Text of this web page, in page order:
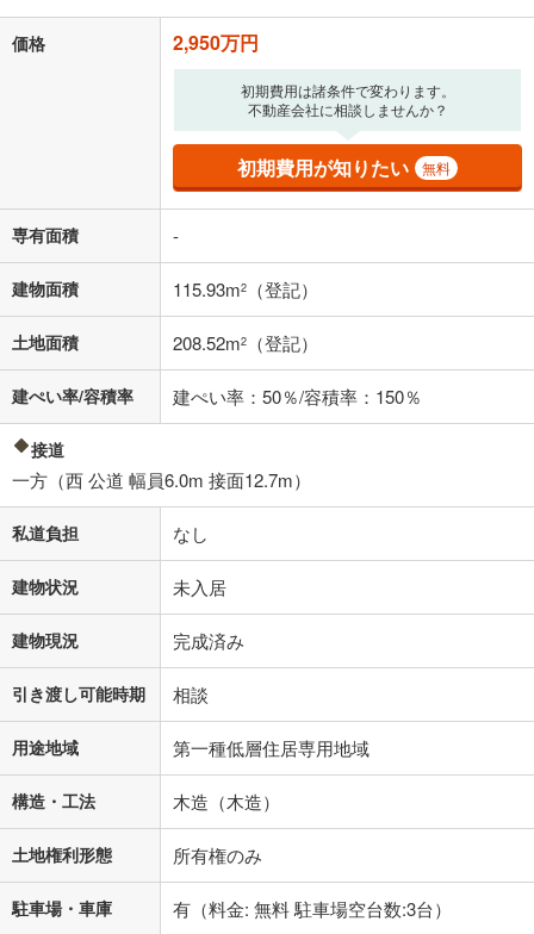
が完済時の年齢は80歳までを条件としています。
頭金
0万円 2,950万円
自己資金から住宅購入にかけられる金額を入力してくださ
い。一般的には物件価格の2割までが目安です。
閉じる
万円
0円 2,950万円
年2回払いを想定しています。毎月の返済額に加えて、ボー
ナス時の増額分（1回分）を入力してください。
ボーナス払いの限度額は金融機関によって異なります。
閉じる
76,577円/月
「金利」については、ご利用を予定されている金融機関等にご確認の
る値は、実際の金融機関等における貸出金利とは何ら関係がなく、実際
の金融機関等における貸出金利を何ら保証するものではありません。返
済方法「元利均等返済」にて算出しております。入力された金利を35年
適用した場合の計算結果を表示しています。
その他月額費用や、初期費用がかかります。ご注意ください。実際にお
借り入れの際は各金融機関等に、必ずご自身でご確認をお願いいたしま
条件によってお借り入れができないことがあります。
不動産会社に購入相談をする
閉じる
価格 2,950万円
初期費用は諸条件で変わります。
不動産会社に相談しませんか？
初期費用が知りたい 無料
専有面積 -
建物面積 115.93m2 （登記）
土地面積 208.52m2 （登記）
建ぺい率/容積率 建ぺい率：50％/容積率：150％
接道
一方（西 公道 幅員6.0m 接面12.7m）
私道負担 なし
建物状況 未入居
建物現況 完成済み
引き渡し可能時期 相談
用途地域 第一種低層住居専用地域
構造・工法 木造（木造）
土地権利形態 所有権のみ
駐車場・車庫 有（料金: 無料 駐車場空台数:3台）